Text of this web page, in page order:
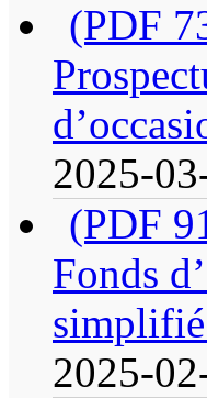
(PDF
2025-
(PDF
Fonds
2025-